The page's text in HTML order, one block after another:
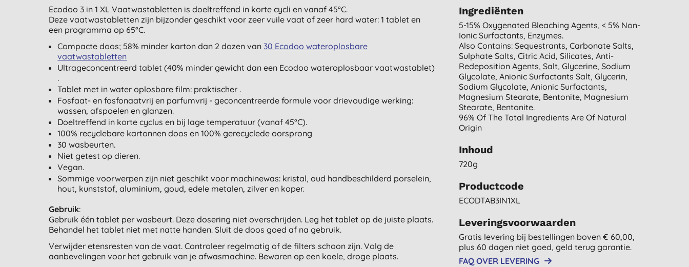
Ecodoo 3 in 1 XL Vaatwastabletten is doeltreffend in korte cycli en vanaf 45°C.
Deze vaatwastabletten zijn bijzonder geschikt voor zeer vuile vaat of zeer hard water: 1 tablet en
een programma op 65°C.
Compacte doos; 58% minder karton dan 2 dozen van30 Ecodoo wateroplosbare
vaatwastabletten
Ultrageconcentreerd tablet (40% minder gewicht dan een Ecodoo wateroplosbaar vaatwastablet)
.
Tablet met in water oplosbare film: praktischer .
Fosfaat- en fosfonaatvrij en parfumvrij - geconcentreerde formule voor drievoudige werking:
wassen, afspoelen en glanzen.
Doeltreffend in korte cyclus en bij lage temperatuur (vanaf 45°C).
100% recyclebare kartonnen doos en 100% gerecyclede oorsprong
30 wasbeurten.
Niet getest op dieren.
Vegan.
Sommige voorwerpen zijn niet geschikt voor machinewas: kristal, oud handbeschilderd porselein,
hout, kunststof, aluminium, goud, edele metalen, zilver en koper.
Gebruik:
Gebruik één tablet per wasbeurt. Deze dosering niet overschrijden. Leg het tablet op de juiste plaats.
Behandel het tablet niet met natte handen. Sluit de doos goed af na gebruik.
Verwijder etensresten van de vaat. Controleer regelmatig of de filters schoon zijn. Volg de
aanbevelingen voor het gebruik van je afwasmachine. Bewaren op een koele, droge plaats.
Ingrediënten
5-15% Oxygenated Bleaching Agents, < 5% Non-
Ionic Surfactants, Enzymes.
Also Contains: Sequestrants, Carbonate Salts,
Sulphate Salts, Citric Acid, Silicates, Anti-
Redeposition Agents, Salt, Glycerine, Sodium
Glycolate, Anionic Surfactants Salt, Glycerin,
Sodium Glycolate, Anionic Surfactants,
Magnesium Stearate, Bentonite, Magnesium
Stearate, Bentonite.
96% Of The Total Ingredients Are Of Natural
Origin
Inhoud
720g
Productcode
ECODTAB3IN1XL
Leveringsvoorwaarden
Gratis levering bij bestellingen boven € 60,00,
plus 60 dagen niet goed, geld terug garantie.
FAQ OVER LEVERING